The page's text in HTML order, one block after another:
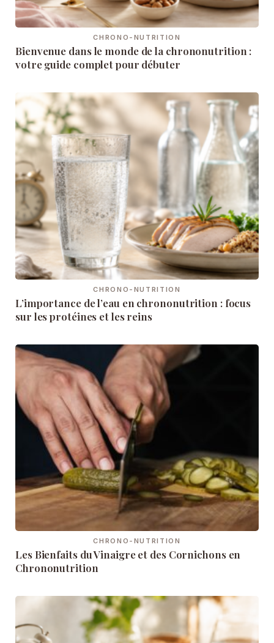
CHRONO-NUTRITION
Bienvenue dans le monde de la chrononutrition :
votre guide complet pour débuter
CHRONO-NUTRITION
L’importance de l’eau en chrononutrition : focus
sur les protéines et les reins
CHRONO-NUTRITION
Les Bienfaits du Vinaigre et des Cornichons en
Chrononutrition